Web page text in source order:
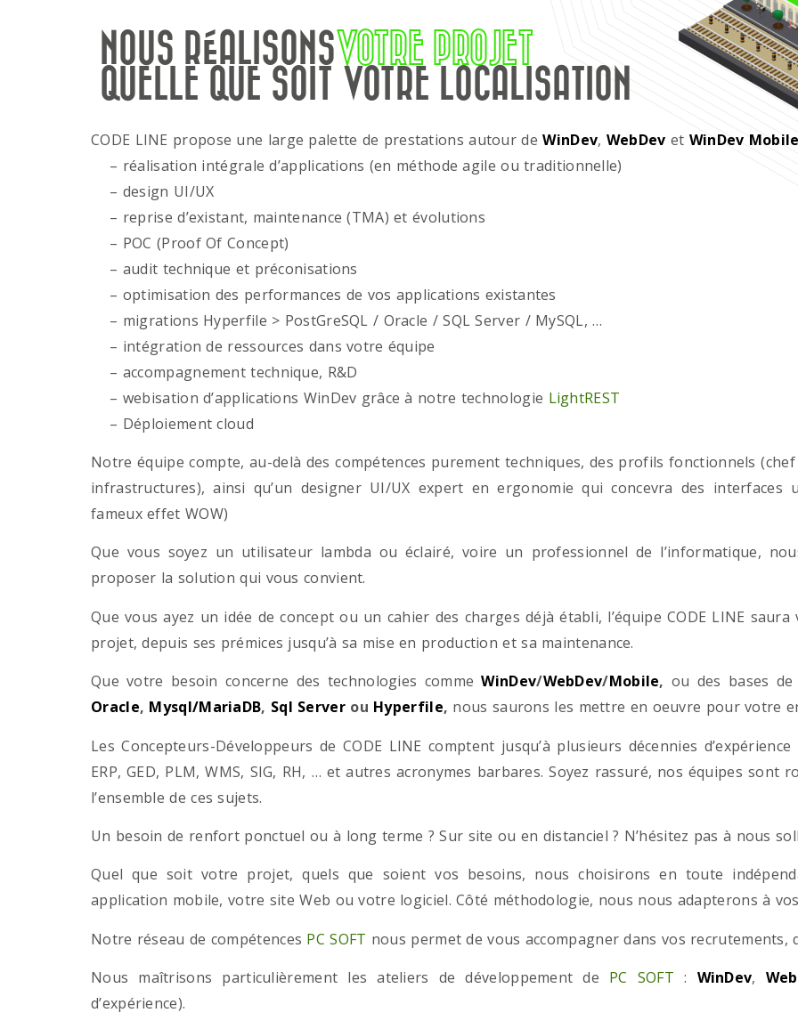
NOUS RÉALISONSVOTRE PROJET
QUELLE QUE SOIT VOTRE LOCALISATION
CODE LINE propose une large palette de prestations autour deWinDev, WebDev et WinDev
– réalisation intégrale d’applications (en méthode agile ou traditionnelle)
– design UI/UX
– reprise d’existant, maintenance (TMA) et évolutions
– POC (Proof Of Concept)
– audit technique et préconisations
– optimisation des performances de vos applications existantes
– migrations Hyperfile > PostGreSQL / Oracle / SQL Server / MySQL, …
– intégration de ressources dans votre équipe
– accompagnement technique, R&D
– webisation d’applications WinDev grâce à notre technologie LightREST
– Déploiement cloud
Notre équipe compte, au-delà des compétences purement techniques, des profils fonctionnels
infrastructures), ainsi qu’un designer UI/UX expert en ergonomie qui concevra des
fameux effet WOW)
Que vous soyez un utilisateur lambda ou éclairé, voire un professionnel de l’informatique,
proposer la solution qui vous convient.
Que vous ayez un idée de concept ou un cahier des charges déjà établi, l’équipe CODE LINE
projet, depuis ses prémices jusqu’à sa mise en production et sa maintenance.
Que votre besoin concerne des technologies commeWinDev/WebDev/Mobile, ou des bases
Oracle, Mysql/MariaDB, Sql Serverou Hyperfile, nous saurons les mettre en oeuvre pour votre
Les Concepteurs-Développeurs de CODE LINE comptent jusqu’à plusieurs décennies
ERP, GED, PLM, WMS, SIG, RH, … et autres acronymes barbares. Soyez rassuré, nos équipes
l’ensemble de ces sujets.
Un besoin de renfort ponctuel ou à long terme ? Sur site ou en distanciel ? N’hésitez pas à nous
Quel que soit votre projet, quels que soient vos besoins, nous choisirons en toute
application mobile, votre site Web ou votre logiciel. Côté méthodologie, nous nous adapterons à
Notre réseau de compétences PC SOFT nous permet de vous accompagner dans vos
Nous maîtrisons particulièrement les ateliers de développement de PC SOFT : WinDev,
d’expérience).